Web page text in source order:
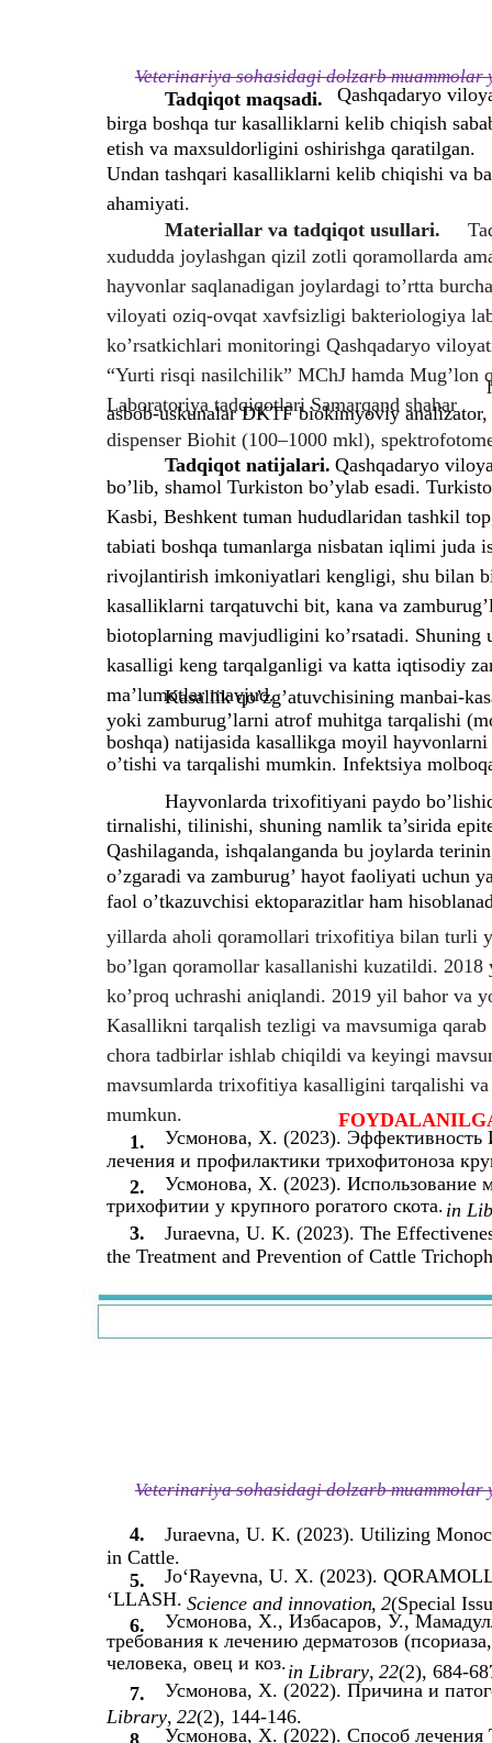
Veterinariya sohasidagi dolzarb
Tadqiqot maqsadi.
Qashqadaryo
birga boshqa tur kasalliklarni kelib chiqish
etish va maxsuldorligini oshirishga qaratilgan.
Undan tashqari kasalliklarni kelib chiqishi va
ahamiyati.
Materiallar va tadqiqot usullari.
xududda joylashgan qizil zotli qoramollarda
hayvonlar saqlanadigan joylardagi to’rtta
viloyati oziq-ovqat xavfsizligi bakteriologiya
ko’rsatkichlari monitoringi Qashqadaryo
“Yurti risqi nasilchilik” MChJ hamda Mug’lon
Laboratoriya tadqiqotlari Samarqand shahar
asbob-uskunalar DKTF biokimyoviy analizator,
dispenser Biohit (100–1000 mkl),
Tadqiqot natijalari. Qashqadaryo
bo’lib, shamol Turkiston bo’ylab esadi.
Kasbi, Beshkent tuman hududlaridan tashkil
tabiati boshqa tumanlarga nisbatan iqlimi
rivojlantirish imkoniyatlari kengligi, shu bilan
kasalliklarni tarqatuvchi bit, kana va
biotoplarning mavjudligini ko’rsatadi.
kasalligi keng tarqalganligi va katta iqtisodiy
ma’lumotlar mavjud.
Kasallik qo’zg’atuvchisining manbai-
yoki zamburug’larni atrof muhitga tarqalishi
boshqa) natijasida kasallikga moyil
o’tishi va tarqalishi mumkin. Infektsiya
Hayvonlarda trixofitiyani paydo
tirnalishi, tilinishi, shuning namlik ta’sirida
Qashilaganda, ishqalanganda bu joylarda
o’zgaradi va zamburug’ hayot faoliyati uchun
faol o’tkazuvchisi ektoparazitlar ham
yillarda aholi qoramollari trixofitiya bilan turli
bo’lgan qoramollar kasallanishi kuzatildi.
ko’proq uchrashi aniqlandi. 2019 yil bahor va
Kasallikni tarqalish tezligi va mavsumiga
chora tadbirlar ishlab chiqildi va keyingi
mavsumlarda trixofitiya kasalligini tarqalishi
mumkun.
1.
Усмонова, Х. (2023). Эффективность
лечения и профилактики трихофитоноза
2.
Усмонова, Х. (2023). Использование
трихофитии у крупного рогатого скота. in
3.
Juraevna, U. K. (2023). The
the Treatment and Prevention of Cattle
Veterinariya sohasidagi dolzarb
4.
Juraevna, U. K. (2023). Utilizing
in Cattle.
5.
Jo‘Rayevna, U. X. (2023).
‘LLASH. Science and innovation, 2(Special
6.
Усмонова, Х., Избасаров, У.,
требования к лечению дерматозов
человека, овец и коз.in Library, 22(2), 684-
7.
Усмонова, Х. (2022). Причина и
Library, 22(2), 144-146.
Усмонова, Х. (2022). Способ лечения